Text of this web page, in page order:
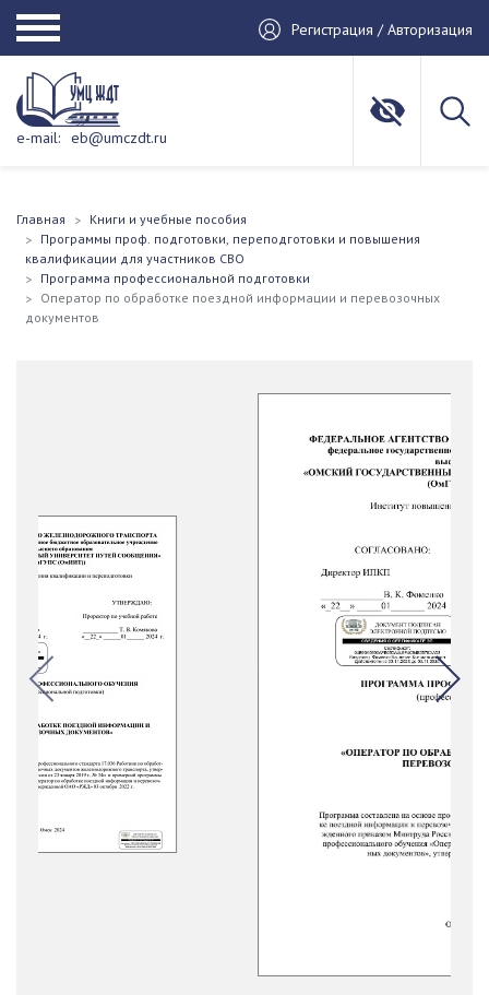
Регистрация / Авторизация
e-mail: eb@umczdt.ru
Главная
Книги и учебные пособия
Программы проф. подготовки, переподготовки и повышения
квалификации для участников СВО
Программа профессиональной подготовки
Оператор по обработке поездной информации и перевозочных
документов